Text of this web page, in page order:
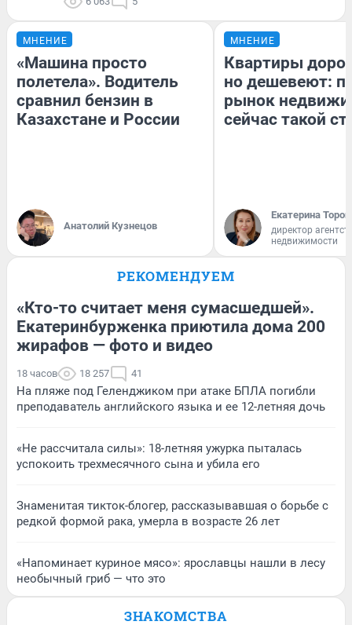
МНЕНИЕ
«Машина просто
полетела». Водитель
сравнил бензин в
Казахстане и России
Анатолий Кузнецов
МНЕНИЕ
Квартиры
но дешевеют:
рынок
сейчас такой
Екатерина
директор
недвижимости
РЕКОМЕНДУЕМ
«Кто-то считает меня сумасшедшей».
Екатеринбурженка приютила дома 200
жирафов — фото и видео
18 часов 18 257 41
На пляже под Геленджиком при атаке БПЛА погибли
преподаватель английского языка и ее 12-летняя дочь
«Не рассчитала силы»: 18-летняя ужурка пыталась
успокоить трехмесячного сына и убила его
Знаменитая тикток-блогер, рассказывавшая о борьбе с
редкой формой рака, умерла в возрасте 26 лет
«Напоминает куриное мясо»: ярославцы нашли в лесу
необычный гриб — что это
ЗНАКОМСТВА